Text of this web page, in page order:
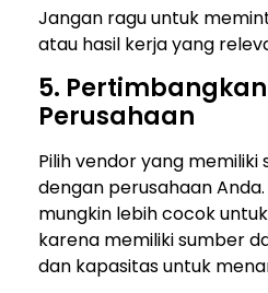
Jangan ragu untuk
atau hasil kerja yang
5.
Perusahaan
Pilih vendor yang memiliki
dengan perusahaan
mungkin lebih cocok
karena memiliki sumber
dan kapasitas untuk